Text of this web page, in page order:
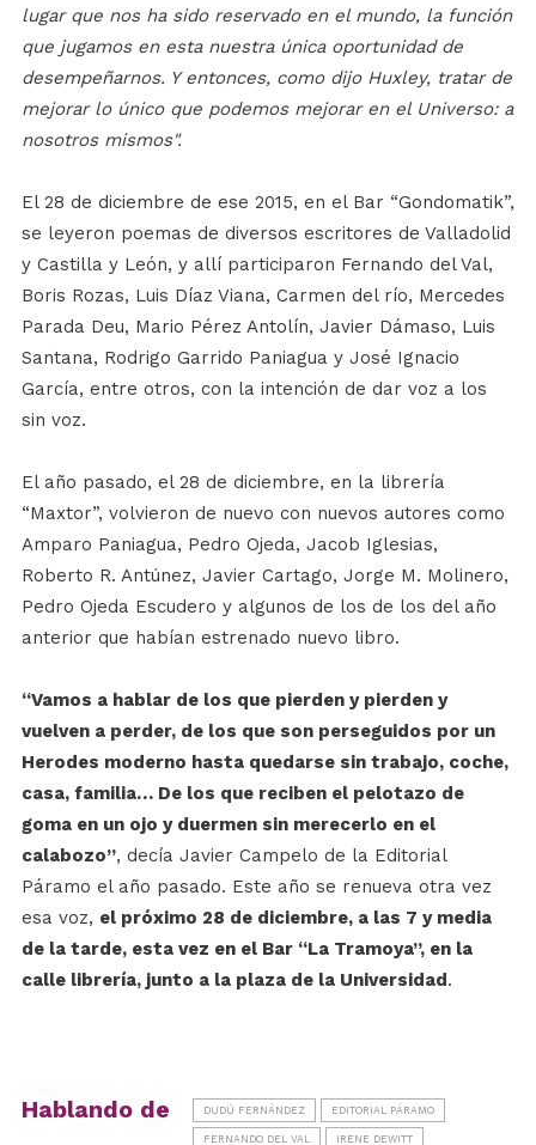
lugar que nos ha sido reservado en el mundo, la función
que jugamos en esta nuestra única oportunidad de
desempeñarnos. Y entonces, como dijo Huxley, tratar de
mejorar lo único que podemos mejorar en el Universo: a
nosotros mismos".
El 28 de diciembre de ese 2015, en el Bar “Gondomatik”,
se leyeron poemas de diversos escritores de Valladolid
y Castilla y León, y allí participaron Fernando del Val,
Boris Rozas, Luis Díaz Viana, Carmen del río, Mercedes
Parada Deu, Mario Pérez Antolín, Javier Dámaso, Luis
Santana, Rodrigo Garrido Paniagua y José Ignacio
García, entre otros, con la intención de dar voz a los
sin voz.
El año pasado, el 28 de diciembre, en la librería
“Maxtor”, volvieron de nuevo con nuevos autores como
Amparo Paniagua, Pedro Ojeda, Jacob Iglesias,
Roberto R. Antúnez, Javier Cartago, Jorge M. Molinero,
Pedro Ojeda Escudero y algunos de los de los del año
anterior que habían estrenado nuevo libro.
“Vamos a hablar de los que pierden y pierden y
vuelven a perder, de los que son perseguidos por un
Herodes moderno hasta quedarse sin trabajo, coche,
casa, familia… De los que reciben el pelotazo de
goma en un ojo y duermen sin merecerlo en el
calabozo”, decía Javier Campelo de la Editorial
Páramo el año pasado. Este año se renueva otra vez
esa voz, el próximo 28 de diciembre, a las 7 y media
de la tarde, esta vez en el Bar “La Tramoya”, en la
calle librería, junto a la plaza de la Universidad.
Hablando de DUDÚ FERNÁNDEZ EDITORIAL PÁRAMO
FERNANDO DEL VAL IRENE DEWITT